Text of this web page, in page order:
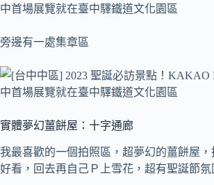
旁邊有一處集章區
實體夢幻薑餅屋：十字通廊
我最喜歡的一個拍照區，超夢幻的薑餅屋，
好看，回去再自己Ｐ上雪花，超有聖誕節氛